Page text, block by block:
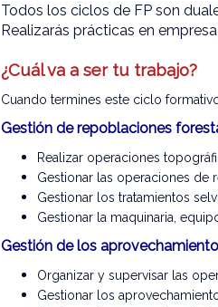
Todos los ciclos de FP son
Realizarás prácticas en
¿Cuál va a ser tu trabajo?
Cuando termines este ciclo
Gestión de repoblaciones
Realizar operaciones
Gestionar las operaciones de
Gestionar los tratamientos
Gestionar la maquinaria,
Gestión de los
Organizar y supervisar las
Gestionar los